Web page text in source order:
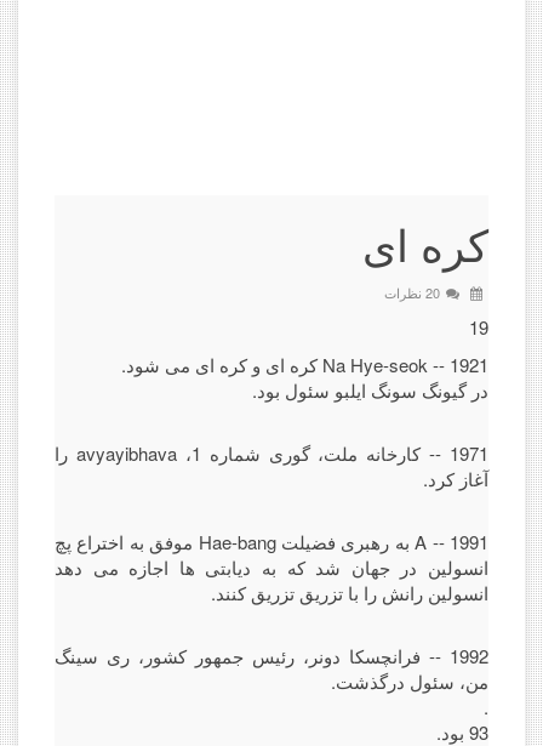
کره ای
20 نظرات
19
1921 -- Na Hye-seok کره ای و کره ای می شود.
در گیونگ سونگ ایلبو سئول بود.
1971 -- کارخانه ملت، گوری شماره 1، avyayibhava را
آغاز کرد.
1991 -- A به رهبری فضیلت Hae-bang موفق به اختراع پچ
انسولین در جهان شد که به دیابتی ها اجازه می دهد
انسولین رانش را با تزریق تزریق کنند.
1992 -- فرانچسکا دونر، رئیس جمهور کشور، ری سینگ
من، سئول درگذشت.
.
93 بود.